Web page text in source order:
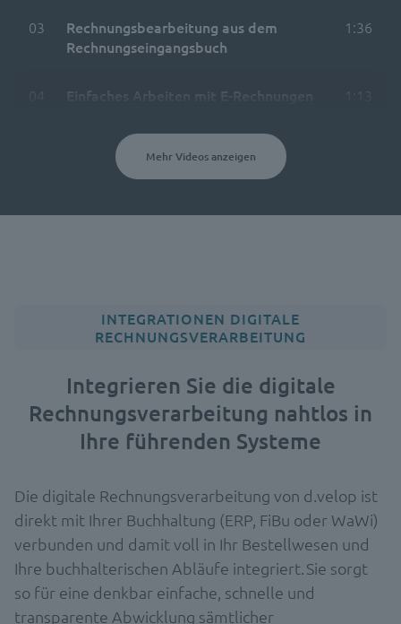
03
Rechnungsbearbeitung aus dem
Rechnungseingangsbuch
1:36
04 Einfaches Arbeiten mit E-Rechnungen 1:13
Mehr Videos anzeigen
INTEGRATIONEN DIGITALE
RECHNUNGSVERARBEITUNG
Integrieren Sie die digitale
Rechnungsverarbeitung nahtlos in
Ihre führenden Systeme
Die digitale Rechnungsverarbeitung von d.velop ist
direkt mit Ihrer Buchhaltung (ERP, FiBu oder WaWi)
verbunden und damit voll in Ihr Bestellwesen und
Ihre buchhalterischen Abläufe integriert. Sie sorgt
so für eine denkbar einfache, schnelle und
transparente Abwicklung sämtlicher